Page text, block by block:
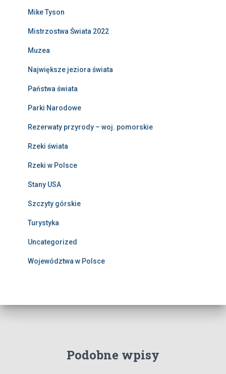
Mike Tyson
Mistrzostwa Świata 2022
Muzea
Największe jeziora świata
Państwa świata
Parki Narodowe
Rezerwaty przyrody – woj. pomorskie
Rzeki świata
Rzeki w Polsce
Stany USA
Szczyty górskie
Turystyka
Uncategorized
Województwa w Polsce
Podobne wpisy